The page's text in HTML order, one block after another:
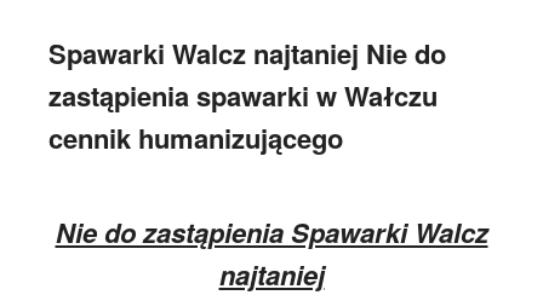
Spawarki Walcz najtaniej Nie do
zastąpienia spawarki w Wałczu
cennik humanizującego
Nie do zastąpienia Spawarki Walcz
najtaniej